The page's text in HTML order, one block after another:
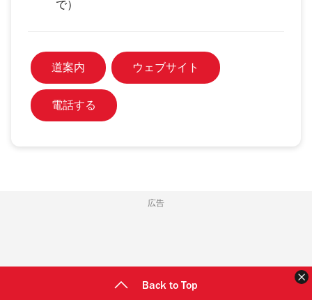
で）
道案内 ウェブサイト
電話する
広告
Back to Top